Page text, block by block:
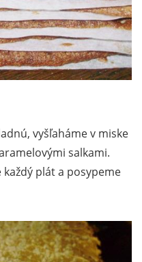
vyšľaháme v miske
salkami.
plát a posypeme